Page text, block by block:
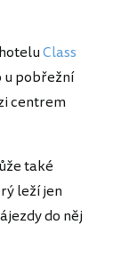
Class
u pobřežní
centrem
také
leží jen
do něj